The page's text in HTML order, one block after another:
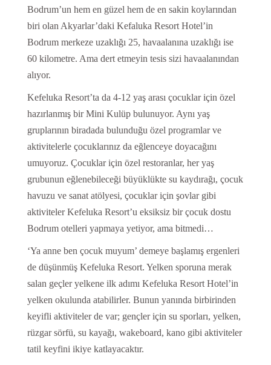
Bodrum’un hem en güzel hem de en sakin koylarından
biri olan Akyarlar’daki Kefaluka Resort Hotel’in
Bodrum merkeze uzaklığı 25, havaalanına uzaklığı ise
60 kilometre. Ama dert etmeyin tesis sizi havaalanından
alıyor.
Kefeluka Resort’ta da 4-12 yaş arası çocuklar için özel
hazırlanmış bir Mini Kulüp bulunuyor. Aynı yaş
gruplarının biradada bulunduğu özel programlar ve
aktivitelerle çocuklarınız da eğlenceye doyacağını
umuyoruz. Çocuklar için özel restoranlar, her yaş
grubunun eğlenebileceği büyüklükte su kaydırağı, çocuk
havuzu ve sanat atölyesi, çocuklar için şovlar gibi
aktiviteler Kefeluka Resort’u eksiksiz bir çocuk dostu
Bodrum otelleri yapmaya yetiyor, ama bitmedi…
‘Ya anne ben çocuk muyum’ demeye başlamış ergenleri
de düşünmüş Kefeluka Resort. Yelken sporuna merak
salan geçler yelkene ilk adımı Kefeluka Resort Hotel’in
yelken okulunda atabilirler. Bunun yanında birbirinden
keyifli aktiviteler de var; gençler için su sporları, yelken,
rüzgar sörfü, su kayağı, wakeboard, kano gibi aktiviteler
tatil keyfini ikiye katlayacaktır.